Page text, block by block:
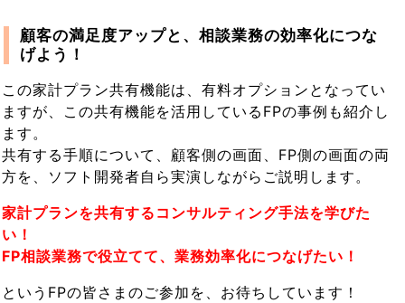
顧客の満足度アップと、相談業務の効率化につな
げよう！
この家計プラン共有機能は、有料オプションとなってい
ますが、この共有機能を活用しているFPの事例も紹介し
ます。
共有する手順について、顧客側の画面、FP側の画面の両
方を、ソフト開発者自ら実演しながらご説明します。
家計プランを共有するコンサルティング手法を学びた
い！
FP相談業務で役立てて、業務効率化につなげたい！
というFPの皆さまのご参加を、お待ちしています！